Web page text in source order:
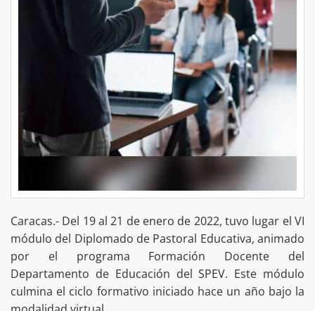
Caracas.- Del 19 al 21 de enero de 2022, tuvo lugar el VI
módulo del Diplomado de Pastoral Educativa, animado
por el programa Formación Docente del
Departamento de Educación del SPEV. Este módulo
culmina el ciclo formativo iniciado hace un año bajo la